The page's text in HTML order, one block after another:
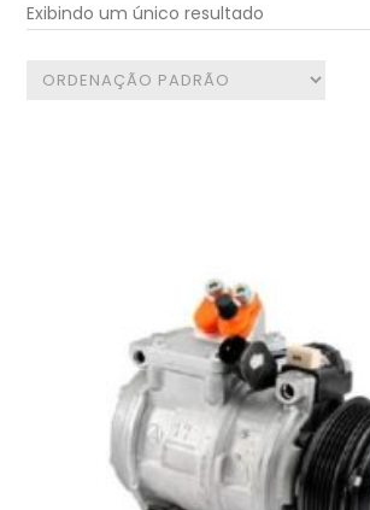
Exibindo um único resultado